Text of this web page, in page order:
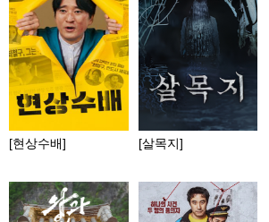
[현상수배] [살목지]